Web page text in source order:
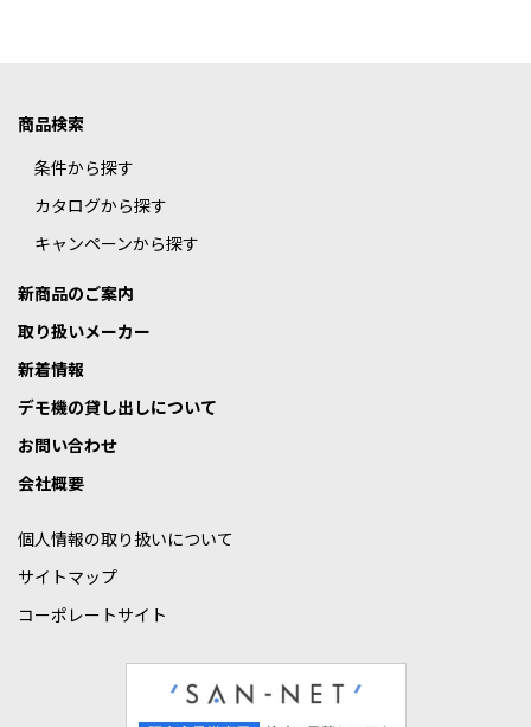
商品検索
条件から探す
カタログから探す
キャンペーンから探す
新商品のご案内
取り扱いメーカー
新着情報
デモ機の貸し出しについて
お問い合わせ
会社概要
個人情報の取り扱いについて
サイトマップ
コーポレートサイト